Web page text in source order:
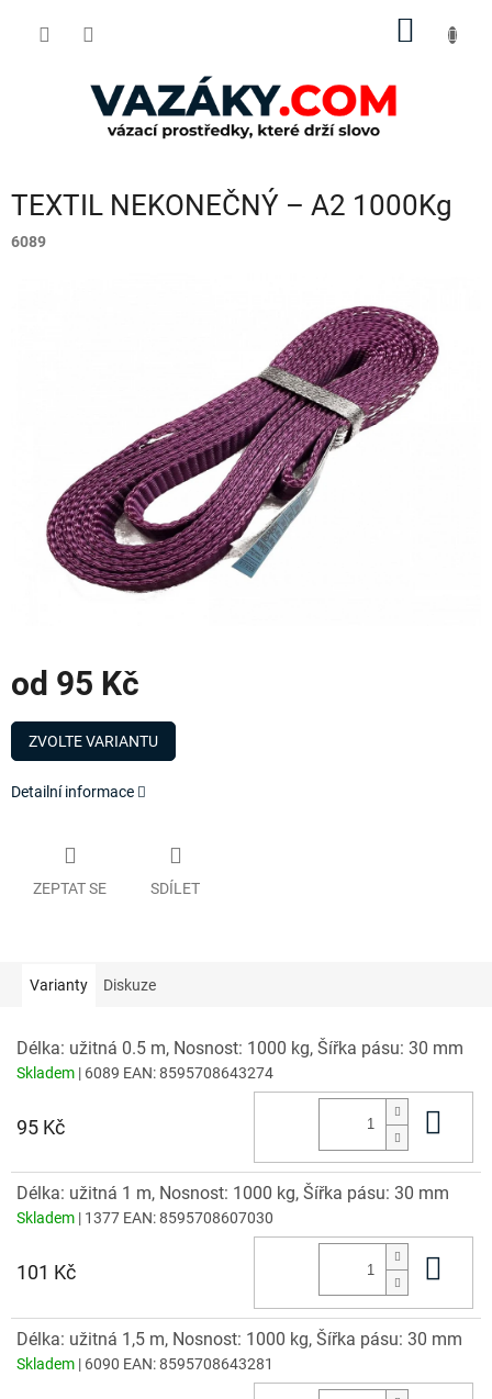
TEXTIL NEKONEČNÝ – A2 1000Kg
6089
od 95 Kč
Měrná
cena:
ZVOLTE VARIANTU
Detailní informace
ZEPTAT SE SDÍLET
Varianty Diskuze
Délka: užitná 0.5 m, Nosnost: 1000 kg, Šířka pásu: 30 mm
Skladem | 6089 EAN:8595708643274
95 Kč
Délka: užitná 1 m, Nosnost: 1000 kg, Šířka pásu: 30 mm
Skladem | 1377 EAN:8595708607030
101 Kč
Délka: užitná 1,5 m, Nosnost: 1000 kg, Šířka pásu: 30 mm
Skladem | 6090 EAN:8595708643281